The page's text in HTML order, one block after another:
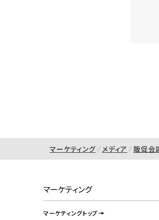
マーケティング メディア 販促会
マーケティング
マーケティングトップ